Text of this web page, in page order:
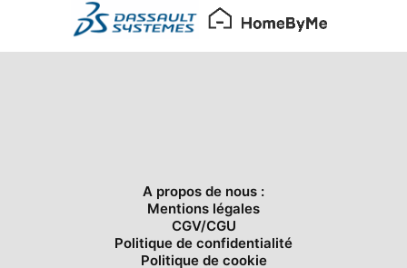
A propos de nous :
Mentions légales
CGV/CGU
Politique de confidentialité
Politique de cookie